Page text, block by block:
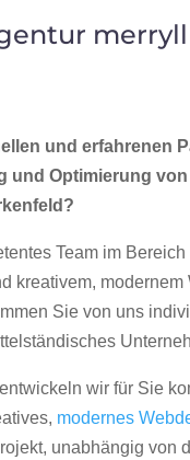
und erfahrenen
und Optimierung
Team im Bereich
kreativem, modernem
Sie von uns
wir für Sie
modernes
unabhängig von